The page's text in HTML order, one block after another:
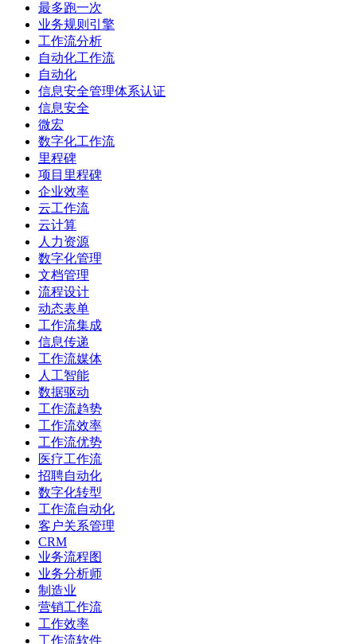
最多跑一次
业务规则引擎
工作流分析
自动化工作流
自动化
信息安全管理体系认证
信息安全
微宏
数字化工作流
里程碑
项目里程碑
企业效率
云工作流
云计算
人力资源
数字化管理
文档管理
流程设计
动态表单
工作流集成
信息传递
工作流媒体
人工智能
数据驱动
工作流趋势
工作流效率
工作流优势
医疗工作流
招聘自动化
数字化转型
工作流自动化
客户关系管理
CRM
业务流程图
业务分析师
制造业
营销工作流
工作效率
工作流软件